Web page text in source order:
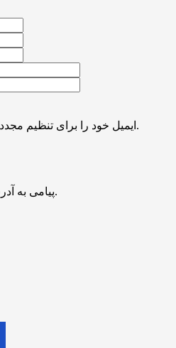
ایمیل خود را برای تنظیم مجدد رمز عبور خود را بررسی کنید.
پیامی به آدرس ایمیل شما ارسال می شود.